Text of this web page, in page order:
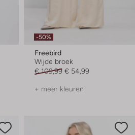
-50%
Freebird
Wijde broek
€ 109,99 € 54,99
+ meer kleuren